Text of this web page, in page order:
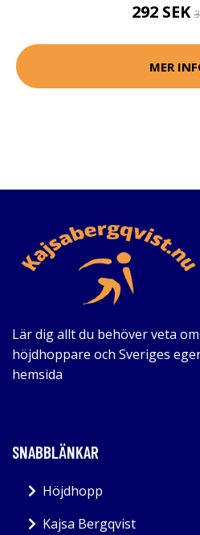
292 SEK
MER
Lär dig allt du behöver veta
höjdhoppare och Sveriges
hemsida
SNABBLÄNKAR
Höjdhopp
Kajsa Bergqvist